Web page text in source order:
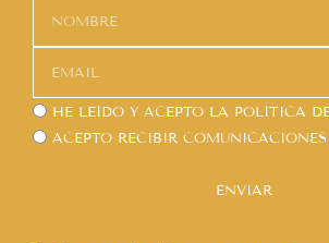
HE LEÍDO Y ACEPTO LA POLÍTICA
ACEPTO RECIBIR
ENVIAR